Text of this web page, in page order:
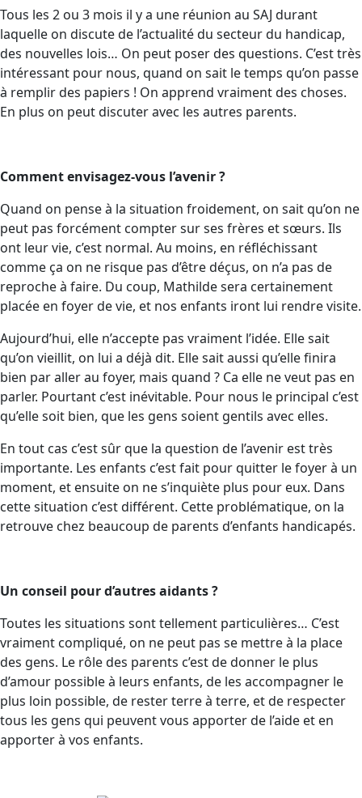
Tous les 2 ou 3 mois il y a une réunion au SAJ durant
laquelle on discute de l’actualité du secteur du handicap,
des nouvelles lois… On peut poser des questions. C’est très
intéressant pour nous, quand on sait le temps qu’on passe
à remplir des papiers ! On apprend vraiment des choses.
En plus on peut discuter avec les autres parents.
Comment envisagez-vous l’avenir ?
Quand on pense à la situation froidement, on sait qu’on ne
peut pas forcément compter sur ses frères et sœurs. Ils
ont leur vie, c’est normal. Au moins, en réfléchissant
comme ça on ne risque pas d’être déçus, on n’a pas de
reproche à faire. Du coup, Mathilde sera certainement
placée en foyer de vie, et nos enfants iront lui rendre visite.
Aujourd’hui, elle n’accepte pas vraiment l’idée. Elle sait
qu’on vieillit, on lui a déjà dit. Elle sait aussi qu’elle finira
bien par aller au foyer, mais quand ? Ca elle ne veut pas en
parler. Pourtant c’est inévitable. Pour nous le principal c’est
qu’elle soit bien, que les gens soient gentils avec elles.
En tout cas c’est sûr que la question de l’avenir est très
importante. Les enfants c’est fait pour quitter le foyer à un
moment, et ensuite on ne s’inquiète plus pour eux. Dans
cette situation c’est différent. Cette problématique, on la
retrouve chez beaucoup de parents d’enfants handicapés.
Un conseil pour d’autres aidants ?
Toutes les situations sont tellement particulières… C’est
vraiment compliqué, on ne peut pas se mettre à la place
des gens. Le rôle des parents c’est de donner le plus
d’amour possible à leurs enfants, de les accompagner le
plus loin possible, de rester terre à terre, et de respecter
tous les gens qui peuvent vous apporter de l’aide et en
apporter à vos enfants.